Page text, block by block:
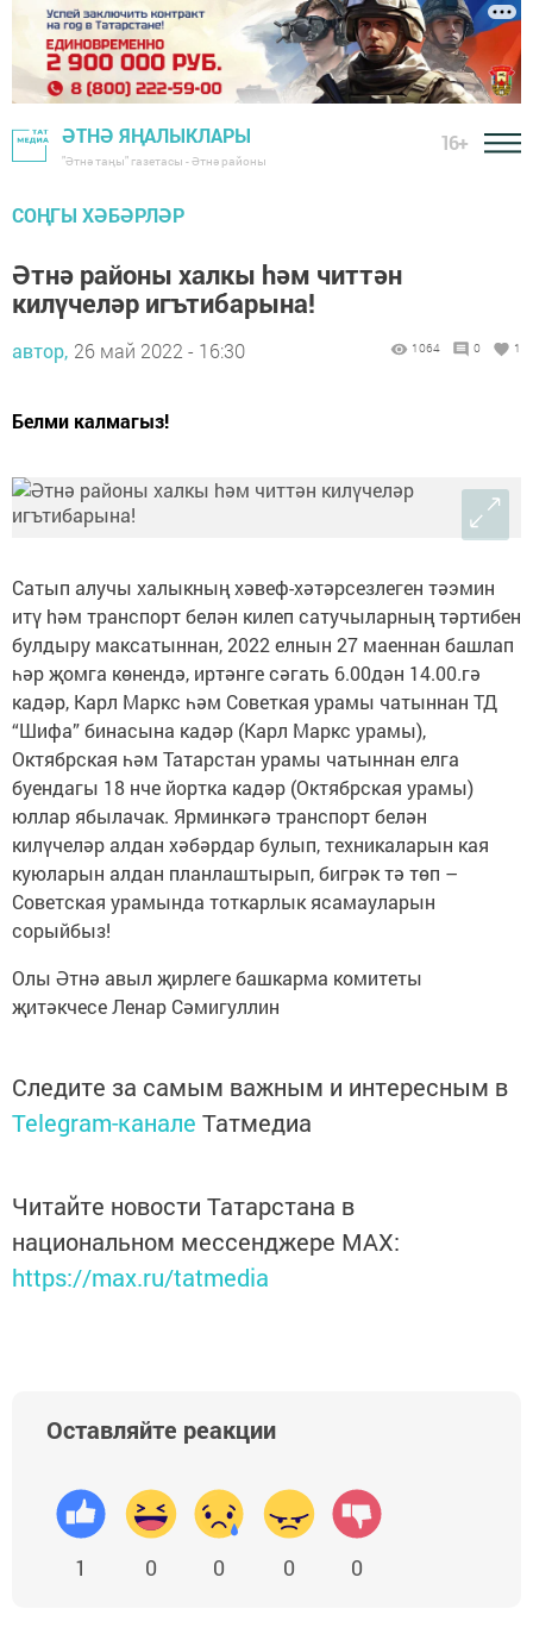
ӘТНӘ ЯҢАЛЫКЛАРЫ
"Әтнә таңы" газетасы - Әтнә районы
16+
СОҢГЫ ХӘБӘРЛӘР
Әтнә районы халкы hәм читтән
килүчеләр игътибарына!
автор, 26 май 2022 - 16:30 1064 0 1
Белми калмагыз!
Сатып алучы халыкның хәвеф-хәтәрсезлеген тәэмин
итү hәм транспорт белән килеп сатучыларның тәртибен
булдыру максатыннан, 2022 елнын 27 маеннан башлап
һәр җомга көнендә, иртәнге сәгать 6.00дән 14.00.гә
кадәр, Карл Маркс һәм Советкая урамы чатыннан ТД
“Шифа” бинасына кадәр (Карл Маркс урамы),
Октябрская һәм Татарстан урамы чатыннан елга
буендагы 18 нче йортка кадәр (Октябрская урамы)
юллар ябылачак. Ярминкәгә транспорт белән
килүчеләр алдан хәбәрдар булып, техникаларын кая
куюларын алдан планлаштырып, бигрәк тә төп –
Советская урамында тоткарлык ясамауларын
сорыйбыз!
Олы Әтнә авыл җирлеге башкарма комитеты
җитәкчесе Ленар Сәмигуллин
Следите за самым важным и интересным в
Telegram-канале Татмедиа
Читайте новости Татарстана в
национальном мессенджере MАХ:
https://max.ru/tatmedia
Оставляйте реакции
1 0 0 0 0